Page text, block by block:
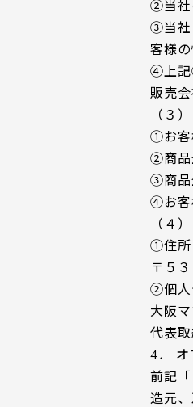
②当社
③当社
客様の
④上記
販売
（３
①お客
②商品
③商品
④お客
（４
①住所
〒５
②個人
大阪
代表
4． オ
前記
造元